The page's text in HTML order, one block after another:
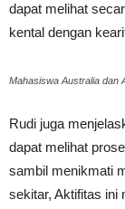
dapat melihat
kental dengan
Mahasiswa Australia dan
Rudi juga
dapat melihat
sambil menikmati
sekitar, Aktifitas ini